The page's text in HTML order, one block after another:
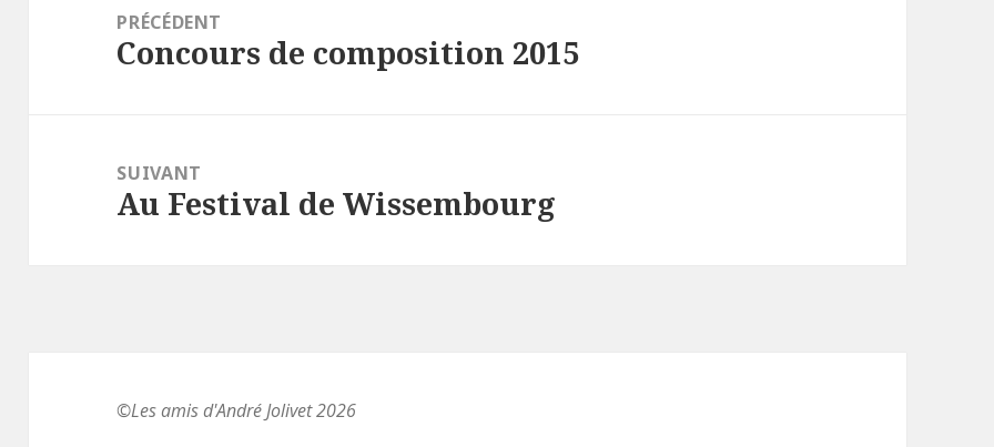
PRÉCÉDENT
Article
Concours de composition 2015
SUIVANT
Article
Au Festival de Wissembourg
©Les amis d'André Jolivet 2026